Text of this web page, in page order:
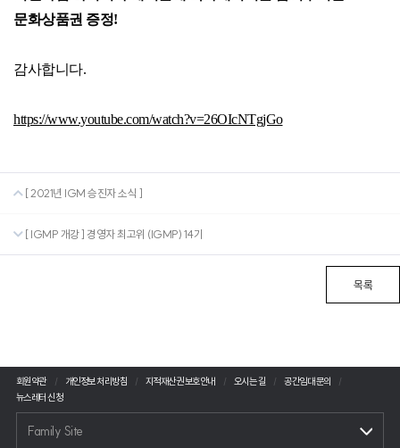
문화상품권 증정!
감사합니다.
https://www.youtube.com/watch?v=26OIcNTgjGo
[ 2021년 IGM 승진자 소식 ]
[ IGMP 개강 ] 경영자 최고위 (IGMP) 14기
목록
회원약관 개인정보 처리방침 지적재산권 보호안내 오시는 길
공간임대 문의
뉴스레터 신청
Family Site